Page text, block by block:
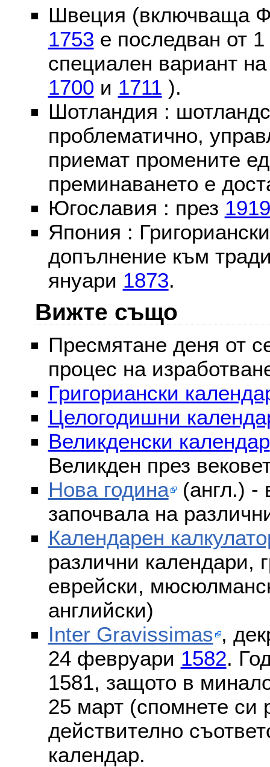
Швеция (включваща
1753 е последван от
специален вариант
1700 и 1711 ).
Шотландия :
проблематично,
приемат промените
преминаването е
Югославия : през 1919
Япония :
допълнение към
януари 1873.
Вижте също
Пресмятане деня от
процес на
Григориански
Целогодишни
Великденски календар
Великден през
Нова година (англ.) -
започвала на
Календарен
различни календари,
еврейски,
английски)
Inter Gravissimas ,
24 февруари 1582.
1581, защото в
25 март (спомнете си
действително
календар.